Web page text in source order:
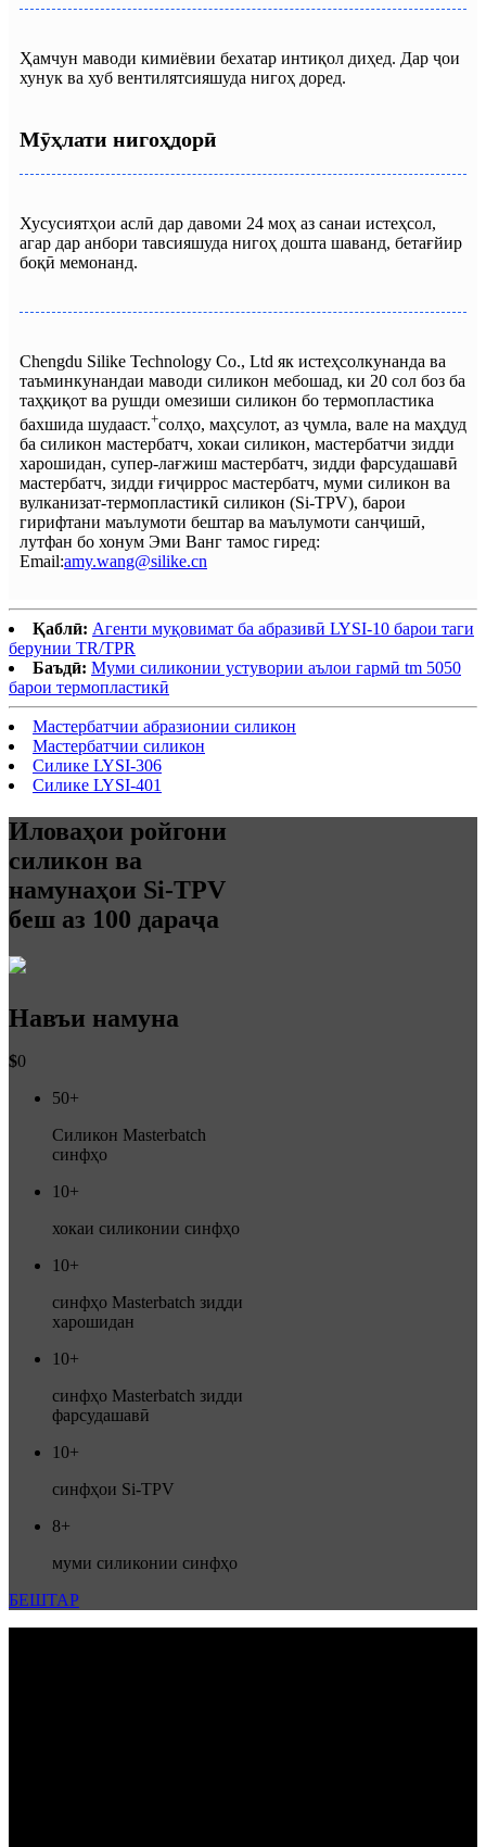
Ҳамчун маводи кимиёвии бехатар интиқол диҳед. Дар ҷои
хунук ва хуб вентилятсияшуда нигоҳ доред.
Мӯҳлати нигоҳдорӣ
Хусусиятҳои аслӣ дар давоми 24 моҳ аз санаи истеҳсол,
агар дар анбори тавсияшуда нигоҳ дошта шаванд, бетағйир
боқӣ мемонанд.
Chengdu Silike Technology Co., Ltd як истеҳсолкунанда ва
таъминкунандаи маводи силикон мебошад, ки 20 сол боз ба
таҳқиқот ва рушди омезиши силикон бо термопластика
бахшида шудааст.+солҳо, маҳсулот, аз ҷумла, вале на маҳдуд
ба силикон мастербатч, хокаи силикон, мастербатчи зидди
харошидан, супер-лағжиш мастербатч, зидди фарсудашавӣ
мастербатч, зидди ғиҷиррос мастербатч, муми силикон ва
вулканизат-термопластикӣ силикон (Si-TPV), барои
гирифтани маълумоти бештар ва маълумоти санҷишӣ,
лутфан бо хонум Эми Ванг тамос гиред:
Email:amy.wang@silike.cn
Қаблӣ: Агенти муқовимат ба абразивӣ LYSI-10 барои таги
берунии TR/TPR
Баъдӣ: Муми силиконии устувории аълои гармӣ tm 5050
барои термопластикӣ
Мастербатчии абразионии силикон
Мастербатчии силикон
Силике LYSI-306
Силике LYSI-401
Иловаҳои ройгони
силикон ва
намунаҳои Si-TPV
беш аз 100 дараҷа
Навъи намуна
$0
50+
Силикон Masterbatch
синфҳо
10+
хокаи силиконии синфҳо
10+
синфҳо Masterbatch зидди
харошидан
10+
синфҳо Masterbatch зидди
фарсудашавӣ
10+
синфҳои Si-TPV
8+
муми силиконии синфҳо
БЕШТАР